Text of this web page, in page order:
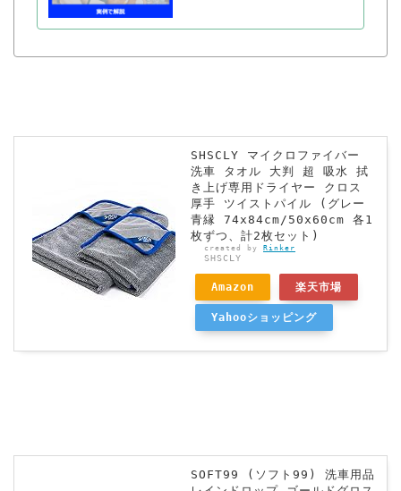
SHSCLY マイクロファイバー
洗車 タオル 大判 超 吸水 拭
き上げ専用ドライヤー クロス
厚手 ツイストパイル (グレー
青縁 74x84cm/50x60cm 各1
枚ずつ、計2枚セット)
created by Rinker
SHSCLY
Amazon 楽天市場
Yahooショッピング
SOFT99 (ソフト99) 洗車用品